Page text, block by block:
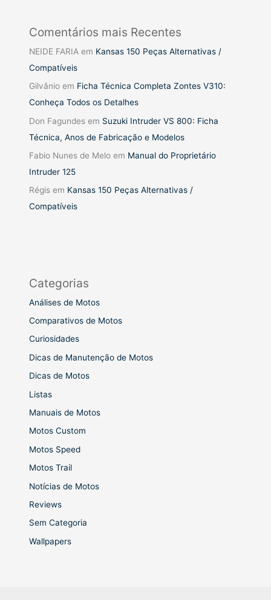
Comentários mais Recentes
NEIDE FARIA em Kansas 150 Peças Alternativas /
Compatíveis
Gilvânio em Ficha Técnica Completa Zontes V310:
Conheça Todos os Detalhes
Don Fagundes em Suzuki Intruder VS 800: Ficha
Técnica, Anos de Fabricação e Modelos
Fabio Nunes de Melo em Manual do Proprietário
Intruder 125
Régis em Kansas 150 Peças Alternativas /
Compatíveis
Categorias
Análises de Motos
Comparativos de Motos
Curiosidades
Dicas de Manutenção de Motos
Dicas de Motos
Listas
Manuais de Motos
Motos Custom
Motos Speed
Motos Trail
Notícias de Motos
Reviews
Sem Categoria
Wallpapers